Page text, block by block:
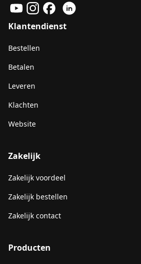
Klantendienst
Bestellen
Betalen
Leveren
Klachten
Website
Zakelijk
Zakelijk voordeel
Zakelijk bestellen
Zakelijk contact
Producten